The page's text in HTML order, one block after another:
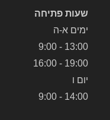
שעות פתיחה
ימים א-ה
13:00 - 9:00
19:00 - 16:00
יום ו
14:00 - 9:00